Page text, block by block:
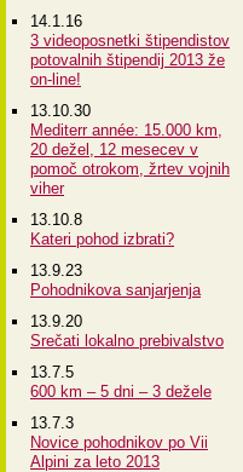
14.1.16
3 videoposnetki štipendistov
potovalnih štipendij 2013 že
on-line!
13.10.30
Mediterr année: 15.000 km,
20 dežel, 12 mesecev v
pomoč otrokom, žrtev vojnih
viher
13.10.8
Kateri pohod izbrati?
13.9.23
Pohodnikova sanjarjenja
13.9.20
Srečati lokalno prebivalstvo
13.7.5
600 km – 5 dni – 3 dežele
13.7.3
Novice pohodnikov po Vii
Alpini za leto 2013